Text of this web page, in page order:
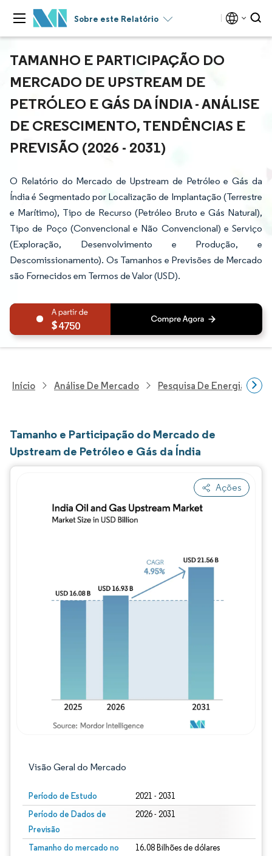
Sobre este Relatório
TAMANHO E PARTICIPAÇÃO DO
MERCADO DE UPSTREAM DE
PETRÓLEO E GÁS DA ÍNDIA - ANÁLISE
DE CRESCIMENTO, TENDÊNCIAS E
PREVISÃO (2026 - 2031)
O Relatório do Mercado de Upstream de Petróleo e Gás da
Índia é Segmentado por Localização de Implantação (Terrestre
e Marítimo), Tipo de Recurso (Petróleo Bruto e Gás Natural),
Tipo de Poço (Convencional e Não Convencional) e Serviço
(Exploração, Desenvolvimento e Produção, e
Descomissionamento). Os Tamanhos e Previsões de Mercado
são Fornecidos em Termos de Valor (USD).
4750
Início Análise De Mercado Pesquisa De Energia E
Tamanho e Participação do Mercado de
Upstream de Petróleo e Gás da Índia
Ações
Visão Geral do Mercado
Período de Estudo 2021 - 2031
Período de Dados de
Previsão
2026 - 2031
Tamanho do mercado no
16.08 Bilhões de dólares